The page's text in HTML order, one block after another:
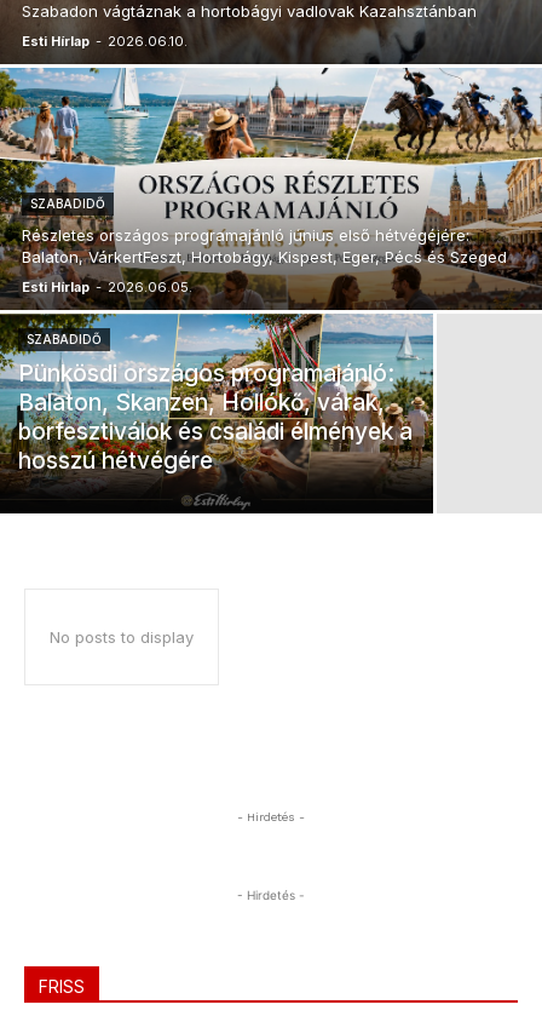
Szabadon vágtáznak a hortobágyi vadlovak Kazahsztánban
Esti Hírlap - 2026.06.10.
SZABADIDŐ
Részletes országos programajánló június első hétvégéjére:
Balaton, VárkertFeszt, Hortobágy, Kispest, Eger, Pécs és Szeged
Esti Hírlap - 2026.06.05.
SZABADIDŐ
Pünkösdi országos programajánló:
Balaton, Skanzen, Hollókő, várak,
borfesztiválok és családi élmények a
hosszú hétvégére
No posts to display
- Hirdetés -
- Hirdetés -
FRISS